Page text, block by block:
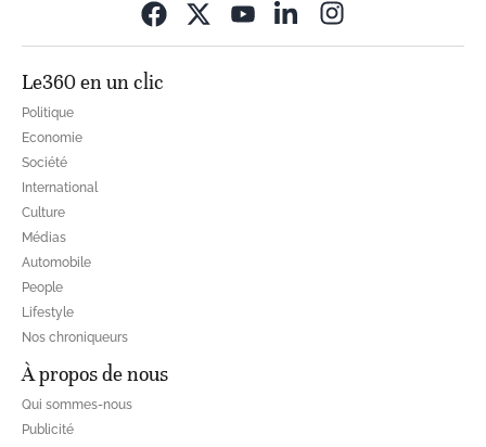
Le360 en un clic
Politique
Economie
Société
International
Culture
Médias
Automobile
People
Lifestyle
Nos chroniqueurs
À propos de nous
Qui sommes-nous
Publicité